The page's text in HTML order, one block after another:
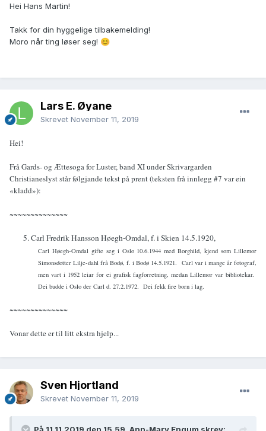
Hei Hans Martin!
Takk for din hyggelige tilbakemelding!
Moro når ting løser seg! 😊
Lars E. Øyane
Skrevet November 11, 2019
Hei!
Frå Gards- og Ættesoga for Luster, band XI under Skrivargarden
Christianeslyst står følgjande tekst på prent (teksten frå innlegg #7 var ein
«kladd»):
~~~~~~~~~~~~~~
5. Carl Fredrik Hansson Høegh-Omdal, f. i Skien 14.5.1920,
Carl Høegh-Omdal gifte seg i Oslo 10.6.1944 med Borghild, kjend som Lillemor
Simonsdotter Lilje-dahl frå Bodø, f. i Bodø 14.5.1921.
Carl var i mange år fotograf,
men vart i 1952 leiar for ei grafisk fagforretning, medan Lillemor var bibliotekar.
Dei budde i Oslo der Carl d. 27.2.1972. Dei fekk fire born i lag.
~~~~~~~~~~~~~~
Vonar dette er til litt ekstra hjelp...
Sven Hjortland
Skrevet November 11, 2019